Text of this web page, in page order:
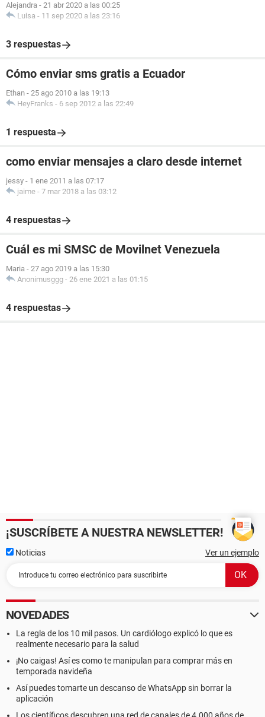
Alejandra - 21 abr 2020 a las 00:25
Luisa - 11 sep 2020 a las 23:16
3 respuestas
Cómo enviar sms gratis a Ecuador
Ethan - 25 ago 2010 a las 19:13
HeyFranks - 6 sep 2012 a las 22:49
1 respuesta
como enviar mensajes a claro desde internet
jessy - 1 ene 2011 a las 07:17
jaime - 7 mar 2018 a las 03:12
4 respuestas
Cuál es mi SMSC de Movilnet Venezuela
Maria - 27 ago 2019 a las 15:30
Anonimusggg - 26 ene 2021 a las 01:15
4 respuestas
¡SUSCRÍBETE A NUESTRA NEWSLETTER!
Noticias Ver un ejemplo
NOVEDADES
La regla de los 10 mil pasos. Un cardiólogo explicó lo que es
realmente necesario para la salud
¡No caigas! Así es como te manipulan para comprar más en
temporada navideña
Así puedes tomarte un descanso de WhatsApp sin borrar la
aplicación